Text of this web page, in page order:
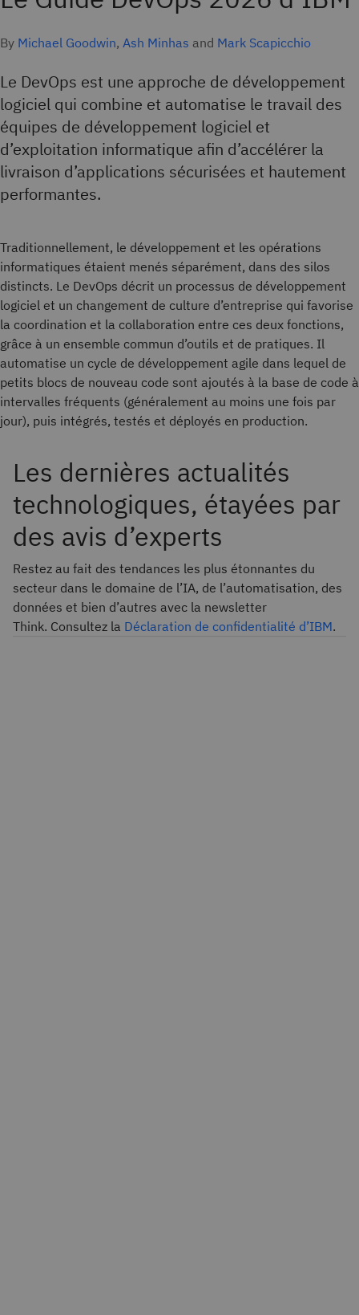
By Michael Goodwin, Ash Minhas and Mark Scapicchio
Le DevOps est une approche de développement
logiciel qui combine et automatise le travail des
équipes de développement logiciel et
d’exploitation informatique afin d’accélérer la
livraison d’applications sécurisées et hautement
performantes.
Traditionnellement, le développement et les opérations
informatiques étaient menés séparément, dans des silos
distincts. Le DevOps décrit un processus de développement
logiciel et un changement de culture d’entreprise qui favorise
la coordination et la collaboration entre ces deux fonctions,
grâce à un ensemble commun d’outils et de pratiques. Il
automatise un cycle de développement agile dans lequel de
petits blocs de nouveau code sont ajoutés à la base de code à
intervalles fréquents (généralement au moins une fois par
jour), puis intégrés, testés et déployés en production.
Les dernières actualités
technologiques, étayées par
des avis d’experts
Restez au fait des tendances les plus étonnantes du
secteur dans le domaine de l’IA, de l’automatisation, des
données et bien d’autres avec la newsletter
Think. Consultez la Déclaration de confidentialité d’IBM.